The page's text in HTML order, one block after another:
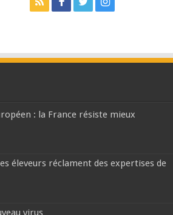
: la France résiste mieux
éleveurs réclament des expertises de
virus